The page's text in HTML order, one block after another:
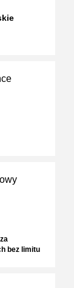
bez limitu